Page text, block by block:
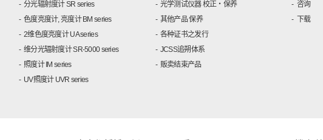
分光辐射度计 SR series
色度亮度计, 亮度计 BM series
2维色度亮度计 UA series
维分光辐射度计 SR-5000 series
照度计 IM series
UV照度计 UVR series
光学测试仪器 校正・保养
其他产品 保养
各种证书之发行
JCSS追朔体系
贩卖结束产品
咨询
下载